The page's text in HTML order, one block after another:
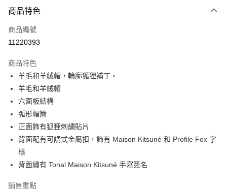
ATM付款
每筆NT$100，滿NT$3,000(含以上)免運費
付款後萊爾富取貨
每筆NT$100
付款後7-11取貨
每筆NT$100，滿NT$3,000(含以上)免運費
宅配
每筆NT$100，滿NT$3,000(含以上)免運費
商品特色
商品編號
11220393
商品特色
羊毛和羊絨帽，輪廓狐狸補丁。
羊毛和羊絨帽
六面板結構
弧形帽簷
正面飾有狐狸刺繡貼片
背面配有可調式金屬扣，飾有 Maison Kitsuné 和 Profile Fox 字
樣
背面繡有 Tonal Maison Kitsuné 手寫簽名
銷售重點